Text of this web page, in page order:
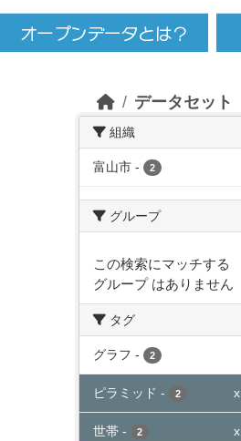
データセット
組織
富山市 - 2
グループ
この検索にマッチする
グループ はありません
タグ
グラフ - 2
ピラミッド - 2 x
世帯 - 2 x